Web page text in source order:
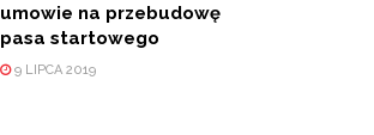
umowie na przebudowę
pasa startowego
9 LIPCA 2019